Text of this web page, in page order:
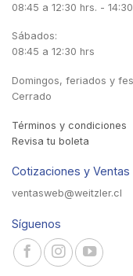
08:45 a 12:30 hrs. -
Sábados:
08:45 a 12:30 hrs
Domingos, feriados y
Cerrado
Términos y condiciones
Revisa tu boleta
Cotizaciones y Ventas
ventasweb@weitzler.cl
Síguenos